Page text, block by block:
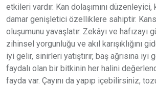
etkileri vardır. Kan dolaşımını düzenleyici,
damar genişletici özelliklere sahiptir.
oluşumunu yavaşlatır. Zekâyı ve hafızayı
zihinsel yorgunluğu ve akıl karışıklığını
iyi gelir, sinirleri yatıştırır, baş ağrısına iyi
faydalı olan bir bitkinin her halini
fayda var. Çayını da yapıp içebilirsiniz,